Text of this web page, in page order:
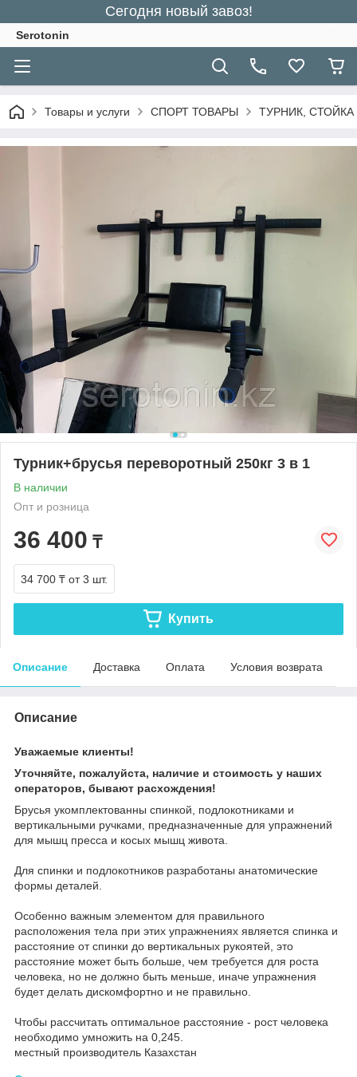
Сегодня новый завоз!
Serotonin
Товары и услуги СПОРТ ТОВАРЫ ТУРНИК,
Турник+брусья переворотный 250кг 3 в 1
В наличии
Опт и розница
36 400 ₸
34 700 ₸ от 3 шт.
Купить
Описание Доставка Оплата Условия возврата
Описание
Уважаемые клиенты!
Уточняйте, пожалуйста, наличие и стоимость у наших
операторов, бывают расхождения!
Брусья укомплектованны спинкой, подлокотниками и
вертикальными ручками, предназначенные для упражнений
для мышц пресса и косых мышц живота.
Для спинки и подлокотников разработаны анатомические
формы деталей.
Особенно важным элементом для правильного
расположения тела при этих упражнениях является спинка и
расстояние от спинки до вертикальных рукоятей, это
расстояние может быть больше, чем требуется для роста
человека, но не должно быть меньше, иначе упражнения
будет делать дискомфортно и не правильно.
Чтобы рассчитать оптимальное расстояние - рост человека
необходимо умножить на 0,245.
местный производитель Казахстан